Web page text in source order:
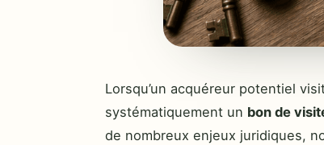
Lorsqu’un acquéreur potentiel
systématiquement un bon de
de nombreux enjeux juridiques,